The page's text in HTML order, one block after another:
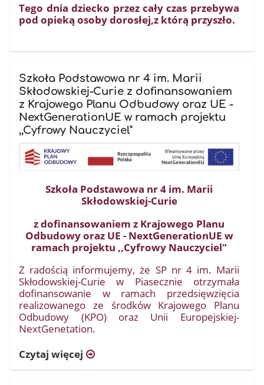
Tego dnia dziecko przez cały czas przebywa
pod opieką osoby dorosłej,z którą przyszło.
Szkoła Podstawowa nr 4 im. Marii
Skłodowskiej-Curie z dofinansowaniem
z Krajowego Planu Odbudowy oraz UE -
NextGenerationUE w ramach projektu
,,Cyfrowy Nauczyciel"
Szkoła Podstawowa nr 4 im. Marii
Skłodowskiej-Curie
z dofinansowaniem z Krajowego Planu
Odbudowy oraz UE - NextGenerationUE w
ramach projektu ,,Cyfrowy Nauczyciel"
Z radością informujemy, że SP nr 4 im. Marii
Skłodowskiej-Curie w Piasecznie otrzymała
dofinansowanie w ramach przedsięwzięcia
realizowanego ze środków Krajowego Planu
Odbudowy (KPO) oraz Unii Europejskiej-
NextGenetation.
Czytaj więcej